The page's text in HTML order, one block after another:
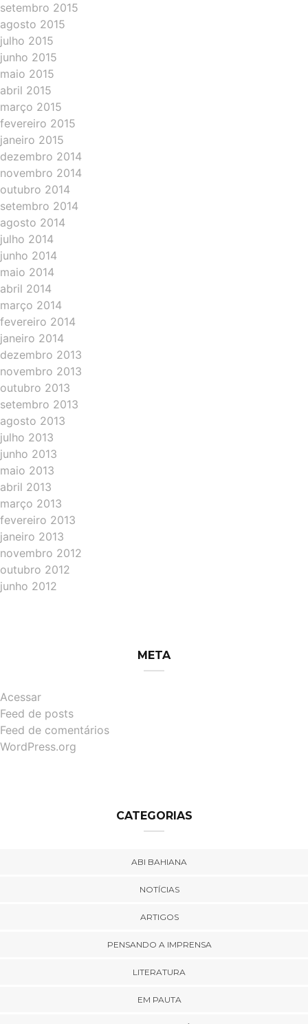
setembro 2015
agosto 2015
julho 2015
junho 2015
maio 2015
abril 2015
março 2015
fevereiro 2015
janeiro 2015
dezembro 2014
novembro 2014
outubro 2014
setembro 2014
agosto 2014
julho 2014
junho 2014
maio 2014
abril 2014
março 2014
fevereiro 2014
janeiro 2014
dezembro 2013
novembro 2013
outubro 2013
setembro 2013
agosto 2013
julho 2013
junho 2013
maio 2013
abril 2013
março 2013
fevereiro 2013
janeiro 2013
novembro 2012
outubro 2012
junho 2012
META
Acessar
Feed de posts
Feed de comentários
WordPress.org
CATEGORIAS
ABI BAHIANA
NOTÍCIAS
ARTIGOS
PENSANDO A IMPRENSA
LITERATURA
EM PAUTA